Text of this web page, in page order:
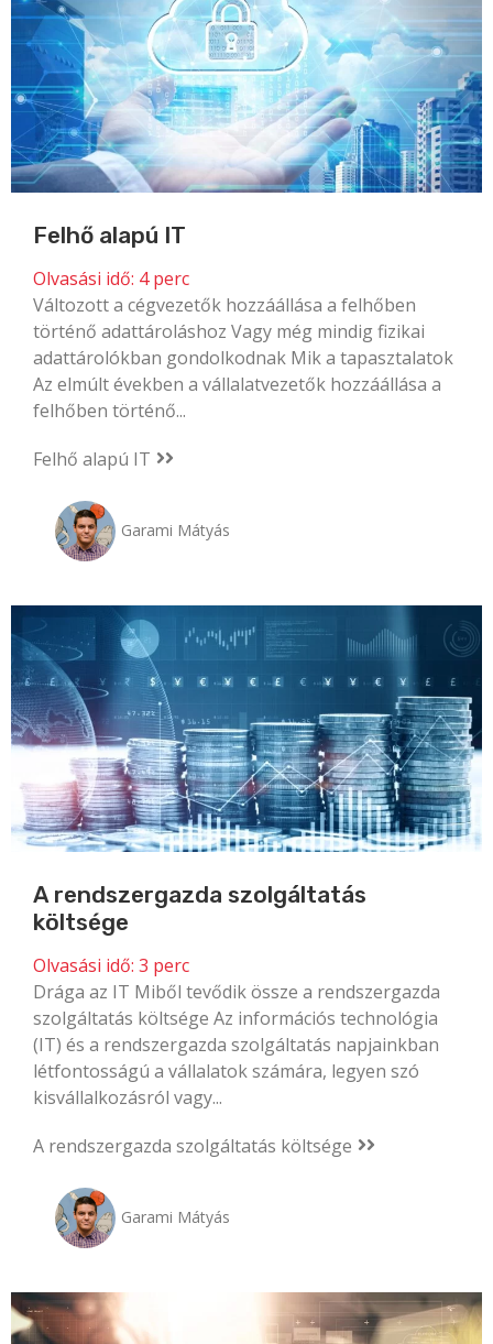
Felhő alapú IT
Olvasási idő: 4 perc
Változott a cégvezetők hozzáállása a felhőben
történő adattároláshoz Vagy még mindig fizikai
adattárolókban gondolkodnak Mik a tapasztalatok
Az elmúlt években a vállalatvezetők hozzáállása a
felhőben történő...
Felhő alapú IT
Garami Mátyás
A rendszergazda szolgáltatás
költsége
Olvasási idő: 3 perc
Drága az IT Miből tevődik össze a rendszergazda
szolgáltatás költsége Az információs technológia
(IT) és a rendszergazda szolgáltatás napjainkban
létfontosságú a vállalatok számára, legyen szó
kisvállalkozásról vagy...
A rendszergazda szolgáltatás költsége
Garami Mátyás